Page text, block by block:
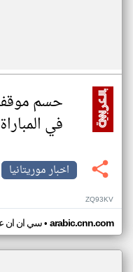
حسم
في
اخبار موريتانيا
ZQ93KV
سي ان ان• arabic.cnn.com